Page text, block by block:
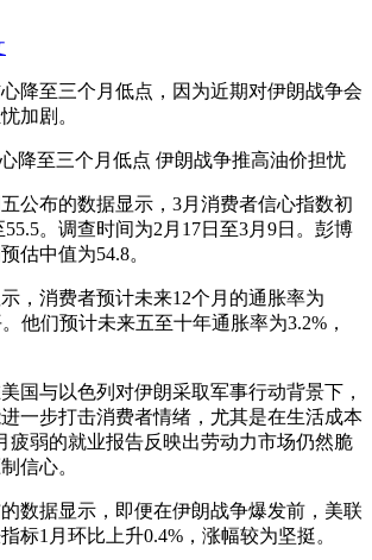
至三个月低点，因为近期对伊朗战争会
加剧。
布的数据显示，3月消费者信心指数初
。调查时间为2月17日至3月9日。彭博
估中值为54.8。
消费者预计未来12个月的通胀率为
他们预计未来五至十年通胀率为3.2%，
与以色列对伊朗采取军事行动背景下，
一步打击消费者情绪，尤其是在生活成本
疲弱的就业报告反映出劳动力市场仍然脆
信心。
据显示，即便在伊朗战争爆发前，美联
标1月环比上升0.4%，涨幅较为坚挺。